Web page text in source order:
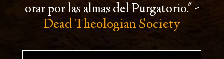
orar por las almas del Purgatorio."-
Dead Theologian Society